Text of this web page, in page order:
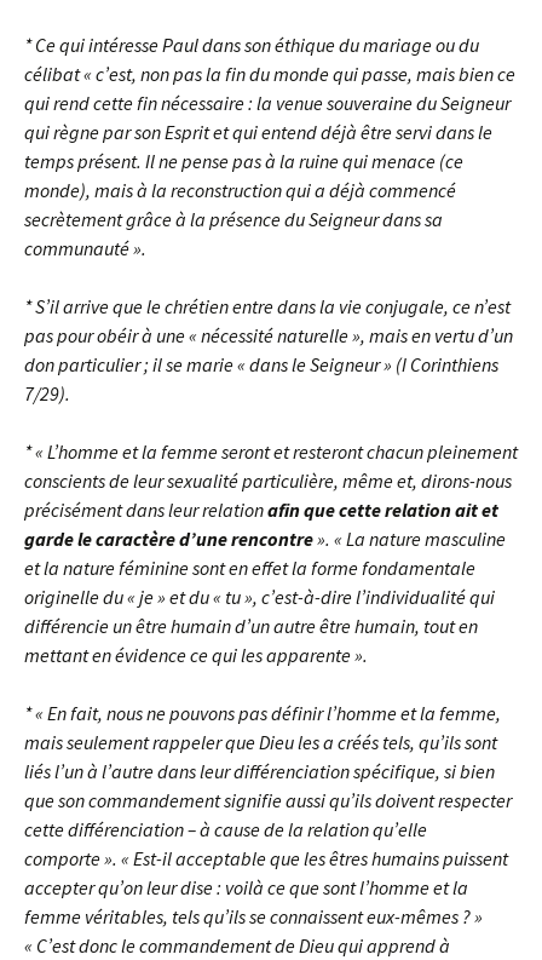
* Ce qui intéresse Paul dans son éthique du mariage ou du
célibat « c’est, non pas la fin du monde qui passe, mais bien ce
qui rend cette fin nécessaire : la venue souveraine du Seigneur
qui règne par son Esprit et qui entend déjà être servi dans le
temps présent. Il ne pense pas à la ruine qui menace (ce
monde), mais à la reconstruction qui a déjà commencé
secrètement grâce à la présence du Seigneur dans sa
communauté ».
* S’il arrive que le chrétien entre dans la vie conjugale, ce n’est
pas pour obéir à une « nécessité naturelle », mais en vertu d’un
don particulier ; il se marie « dans le Seigneur » (I Corinthiens
7/29).
* « L’homme et la femme seront et resteront chacun pleinement
conscients de leur sexualité particulière, même et, dirons-nous
précisément dans leur relationafin que cette relation ait et
garde le caractère d’une rencontre». « La nature masculine
et la nature féminine sont en effet la forme fondamentale
originelle du « je » et du « tu », c’est-à-dire l’individualité qui
différencie un être humain d’un autre être humain, tout en
mettant en évidence ce qui les apparente ».
* « En fait, nous ne pouvons pas définir l’homme et la femme,
mais seulement rappeler que Dieu les a créés tels, qu’ils sont
liés l’un à l’autre dans leur différenciation spécifique, si bien
que son commandement signifie aussi qu’ils doivent respecter
cette différenciation – à cause de la relation qu’elle
comporte ». « Est-il acceptable que les êtres humains puissent
accepter qu’on leur dise : voilà ce que sont l’homme et la
femme véritables, tels qu’ils se connaissent eux-mêmes ? »
« C’est donc le commandement de Dieu qui apprend à